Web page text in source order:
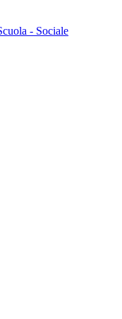
- Sociale